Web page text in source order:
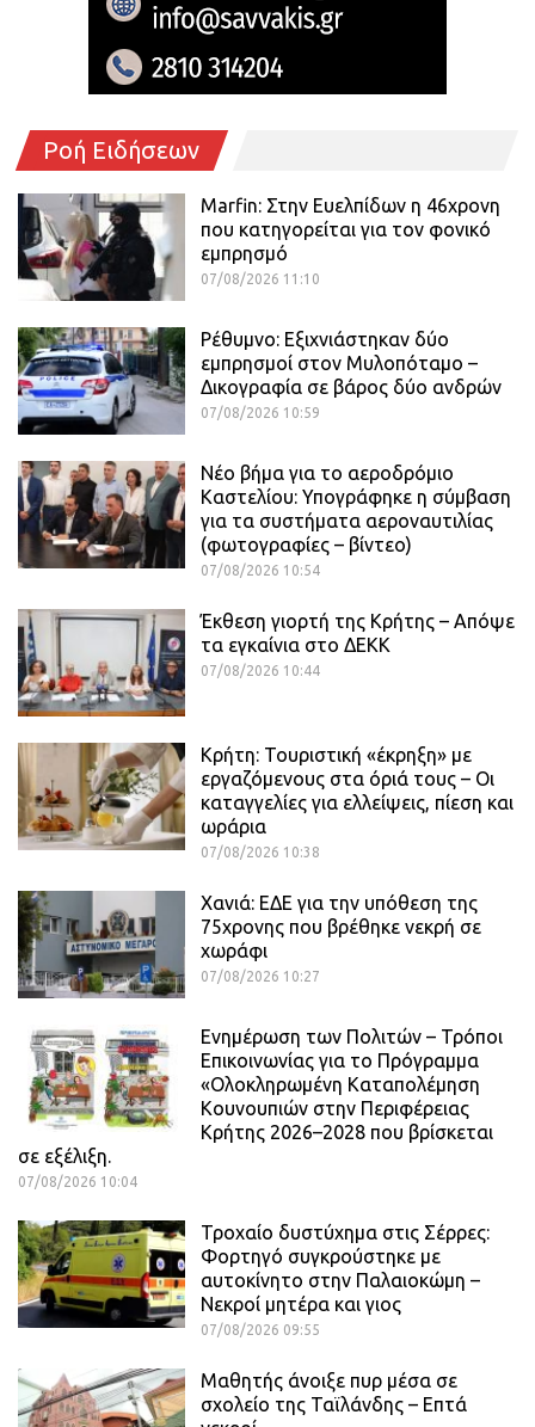
Ροή Ειδήσεων
Marfin: Στην Ευελπίδων η 46χρονη
που κατηγορείται για τον φονικό
εμπρησμό
07/08/2026 11:10
Ρέθυμνο: Εξιχνιάστηκαν δύο
εμπρησμοί στον Μυλοπόταμο –
Δικογραφία σε βάρος δύο ανδρών
07/08/2026 10:59
Νέο βήμα για το αεροδρόμιο
Καστελίου: Υπογράφηκε η σύμβαση
για τα συστήματα αεροναυτιλίας
(φωτογραφίες – βίντεο)
07/08/2026 10:54
Έκθεση γιορτή της Κρήτης – Απόψε
τα εγκαίνια στο ΔΕΚΚ
07/08/2026 10:44
Κρήτη: Τουριστική «έκρηξη» με
εργαζόμενους στα όριά τους – Οι
καταγγελίες για ελλείψεις, πίεση και
ωράρια
07/08/2026 10:38
Χανιά: ΕΔΕ για την υπόθεση της
75χρονης που βρέθηκε νεκρή σε
χωράφι
07/08/2026 10:27
Ενημέρωση των Πολιτών – Τρόποι
Επικοινωνίας για το Πρόγραμμα
«Ολοκληρωμένη Καταπολέμηση
Κουνουπιών στην Περιφέρειας
Κρήτης 2026–2028 που βρίσκεται
σε εξέλιξη.
07/08/2026 10:04
Τροχαίο δυστύχημα στις Σέρρες:
Φορτηγό συγκρούστηκε με
αυτοκίνητο στην Παλαιοκώμη –
Νεκροί μητέρα και γιος
07/08/2026 09:55
Μαθητής άνοιξε πυρ μέσα σε
σχολείο της Ταϊλάνδης – Επτά